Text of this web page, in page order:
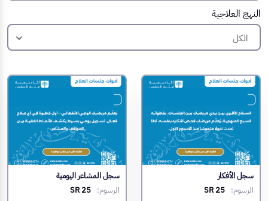
النهج العلاجية
سجل الأفكار
الرسوم: SR 25
سجل المشاعر اليومية
الرسوم: SR 25